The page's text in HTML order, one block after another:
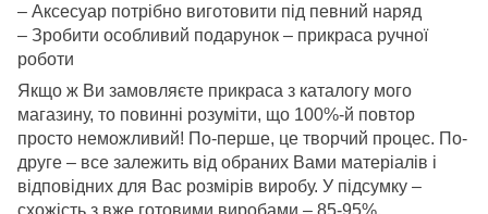
– Аксесуар потрібно виготовити під певний наряд
– Зробити особливий подарунок – прикраса ручної
роботи
Якщо ж Ви замовляєте прикраса з каталогу мого
магазину, то повинні розуміти, що 100%-й повтор
просто неможливий! По-перше, це творчий процес. По-
друге – все залежить від обраних Вами матеріалів і
відповідних для Вас розмірів виробу. У підсумку –
схожість з вже готовими виробами – 85-95%.